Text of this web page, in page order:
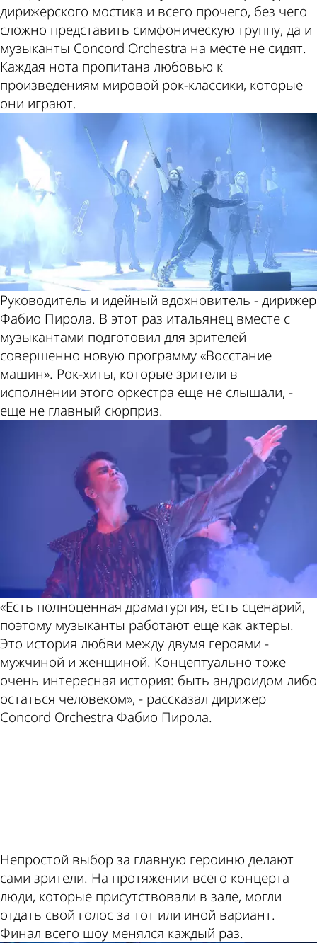
дирижерского мостика и всего прочего, без чего
сложно представить симфоническую труппу, да и
музыканты Concord Orchestra на месте не сидят.
Каждая нота пропитана любовью к
произведениям мировой рок-классики, которые
они играют.
Руководитель и идейный вдохновитель - дирижер
Фабио Пирола. В этот раз итальянец вместе с
музыкантами подготовил для зрителей
совершенно новую программу «Восстание
машин». Рок-хиты, которые зрители в
исполнении этого оркестра еще не слышали, -
еще не главный сюрприз.
«Есть полноценная драматургия, есть сценарий,
поэтому музыканты работают еще как актеры.
Это история любви между двумя героями -
мужчиной и женщиной. Концептуально тоже
очень интересная история: быть андроидом либо
остаться человеком», - рассказал дирижер
Concord Orchestra Фабио Пирола.
Непростой выбор за главную героиню делают
сами зрители. На протяжении всего концерта
люди, которые присутствовали в зале, могли
отдать свой голос за тот или иной вариант.
Финал всего шоу менялся каждый раз.